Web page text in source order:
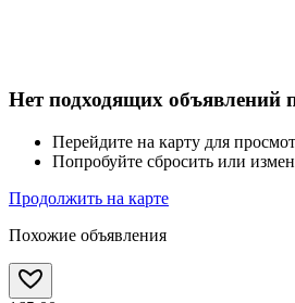
Нет подходящих объявлений
Перейдите на карту для
Попробуйте сбросить или
Продолжить на карте
Похожие объявления